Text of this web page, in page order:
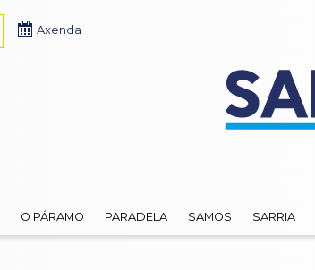
Axenda
O PÁRAMO PARADELA SAMOS SARRIA